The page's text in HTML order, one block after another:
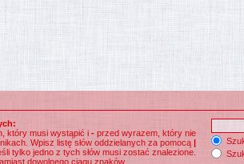
który musi wystąpić i - przed wyrazem, który nie
Wpisz listę słów oddzielanych za pomocą |
tylko jedno z tych słów musi zostać znalezione.
dowolnego ciągu znaków.